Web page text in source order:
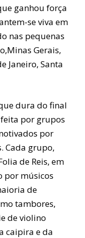
ganhou força
se viva em
nas pequenas
Gerais,
Janeiro, Santa
dura do final
por grupos
por
Cada grupo,
de Reis, em
por músicos
de
tambores,
de violino
caipira e da